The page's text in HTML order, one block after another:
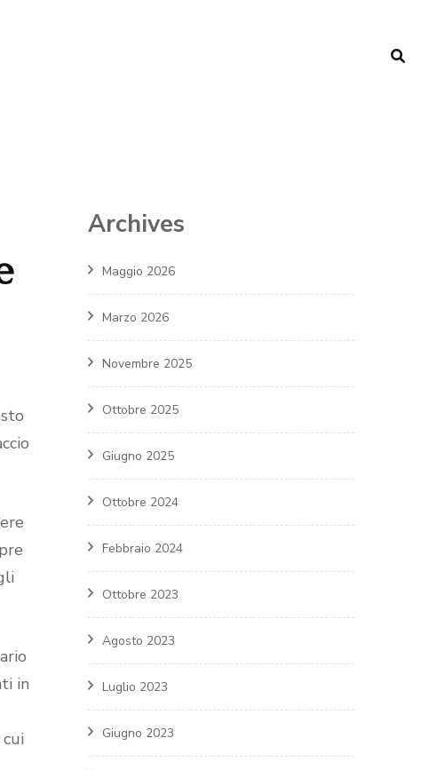
in
Archives
Maggio 2026
Marzo 2026
Novembre 2025
Ottobre 2025
Giugno 2025
Ottobre 2024
Febbraio 2024
Ottobre 2023
Agosto 2023
Luglio 2023
Giugno 2023